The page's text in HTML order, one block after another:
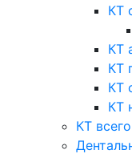
КТ
КТ
КТ
КТ
КТ
КТ